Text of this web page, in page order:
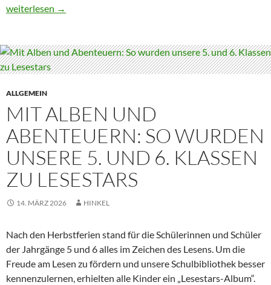
Politik auf dem Prüfstand: Schülerinnen und Schüler
weiterlesen →
ALLGEMEIN
MIT ALBEN UND
ABENTEUERN: SO WURDEN
UNSERE 5. UND 6. KLASSEN
ZU LESESTARS
14. MÄRZ 2026 HINKEL
Nach den Herbstferien stand für die Schülerinnen und Schüler
der Jahrgänge 5 und 6 alles im Zeichen des Lesens. Um die
Freude am Lesen zu fördern und unsere Schulbibliothek besser
kennenzulernen, erhielten alle Kinder ein „Lesestars-Album“.